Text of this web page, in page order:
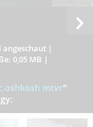
angeschaut |
0,05 MB |
mtvr”